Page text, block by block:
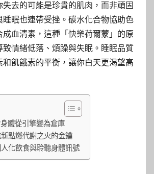
去的可能是珍貴的肌肉，而非頑固
睡眠也連帶受挫。碳水化合物協助色
成血清素，這種「快樂荷爾蒙」的原
致情緒低落、煩躁與失眠。睡眠品質
和飢餓素的平衡，讓你白天更渴望高
體從引擎變為倉庫
點燃代謝之火的金鑰
化飲食與聆聽身體訊號